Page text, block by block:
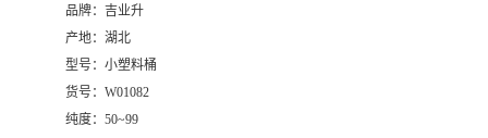
品牌： 吉业升
产地： 湖北
型号： 小塑料桶
货号： W01082
纯度： 50~99